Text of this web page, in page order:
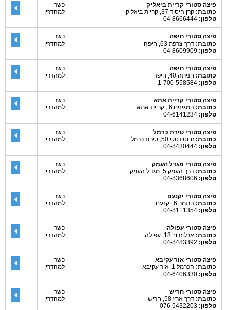
פיצה סטורי קריית ביאליק
כתובת: קרן היסוד 37, קריית ביאליק
טלפון:
כשר
למהדרין
פיצה סטורי חיפה
כתובת: דרך צרפת 63, חיפה
טלפון:
כשר
למהדרין
פיצה סטורי חיפה
כתובת: חניתה 40, חיפה
טלפון:
כשר
למהדרין
פיצה סטורי קריית אתא
כתובת: המגינים 6 , קריית אתא
טלפון:
כשר
למהדרין
פיצה סטורי טירת כרמל
כתובת: זבוטינסקי 50, טירת כרמל
טלפון:
כשר
למהדרין
פיצה סטורי מגדל העמק
כתובת: דרך העמק 5, מגדל העמק
טלפון:
כשר
למהדרין
פיצה סטורי יקנעם
כתובת: התמר 6, יקנעם
טלפון:
כשר
למהדרין
פיצה סטורי עפולה
כתובת: ארלוזרוב 18, עפולה
טלפון:
כשר
למהדרין
פיצה סטורי אור עקיבא
כתובת: הכרמל 1, אור עקיבא
טלפון:
כשר
למהדרין
פיצה סטורי חריש
כתובת: דרך ארץ 58, חריש
טלפון:
כשר
למהדרין